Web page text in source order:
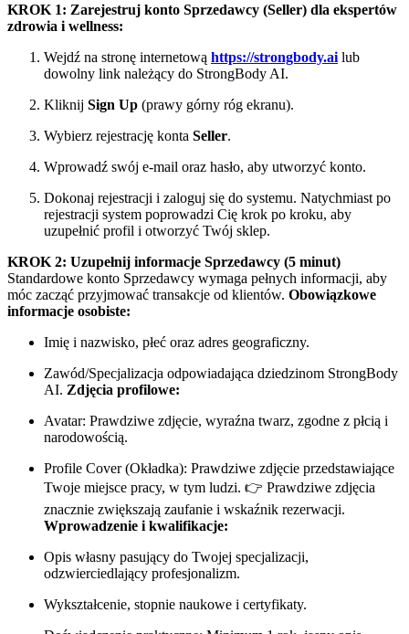
KROK 1: Zarejestruj konto Sprzedawcy (Seller) dla ekspertów
zdrowia i wellness:
Wejdź na stronę internetową https://strongbody.ai lub
dowolny link należący do StrongBody AI.
Kliknij Sign Up (prawy górny róg ekranu).
Wybierz rejestrację konta Seller.
Wprowadź swój e-mail oraz hasło, aby utworzyć konto.
Dokonaj rejestracji i zaloguj się do systemu. Natychmiast po
rejestracji system poprowadzi Cię krok po kroku, aby
uzupełnić profil i otworzyć Twój sklep.
KROK 2: Uzupełnij informacje Sprzedawcy (5 minut)
Standardowe konto Sprzedawcy wymaga pełnych informacji, aby
móc zacząć przyjmować transakcje od klientów. Obowiązkowe
informacje osobiste:
Imię i nazwisko, płeć oraz adres geograficzny.
Zawód/Specjalizacja odpowiadająca dziedzinom StrongBody
AI. Zdjęcia profilowe:
Avatar: Prawdziwe zdjęcie, wyraźna twarz, zgodne z płcią i
narodowością.
Profile Cover (Okładka): Prawdziwe zdjęcie przedstawiające
Twoje miejsce pracy, w tym ludzi. 👉 Prawdziwe zdjęcia
znacznie zwiększają zaufanie i wskaźnik rezerwacji.
Wprowadzenie i kwalifikacje:
Opis własny pasujący do Twojej specjalizacji,
odzwierciedlający profesjonalizm.
Wykształcenie, stopnie naukowe i certyfikaty.